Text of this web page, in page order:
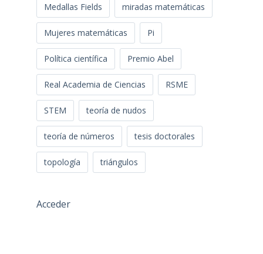
Medallas Fields miradas matemáticas
Mujeres matemáticas Pi
Política científica Premio Abel
Real Academia de Ciencias RSME
STEM teoría de nudos
teoría de números tesis doctorales
topología triángulos
Acceder